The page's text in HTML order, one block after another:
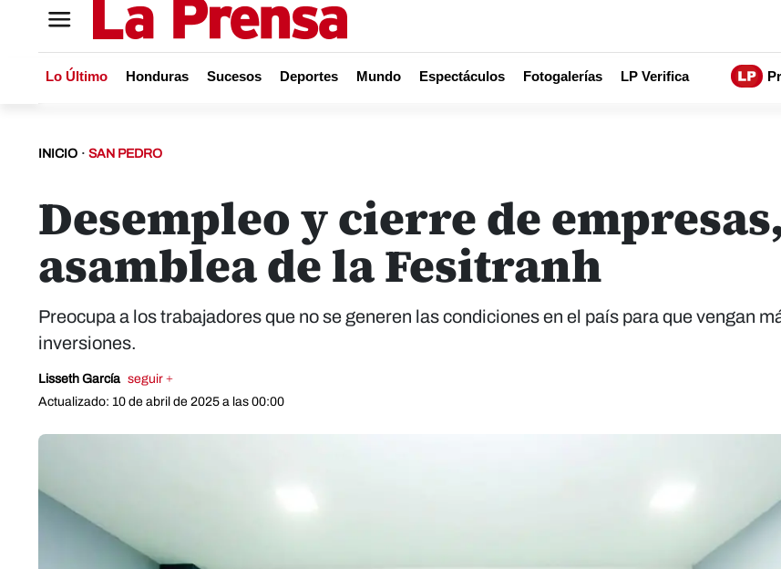
Lo Último Honduras Sucesos Deportes Mundo Espectáculos Fotogalerías LP Verifica
INICIO · SAN PEDRO
Desempleo y cierre de
asamblea de la Fesitranh
Preocupa a los trabajadores que no se generen las condiciones en el país para que vengan
inversiones.
Lisseth García seguir +
Actualizado: 10 de abril de 2025 a las 00:00